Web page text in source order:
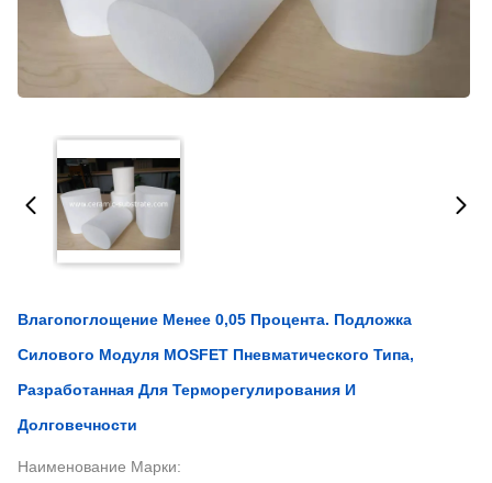
Влагопоглощение Менее 0,05 Процента. Подложка
Силового Модуля MOSFET Пневматического Типа,
Разработанная Для Терморегулирования И
Долговечности
Наименование Марки: